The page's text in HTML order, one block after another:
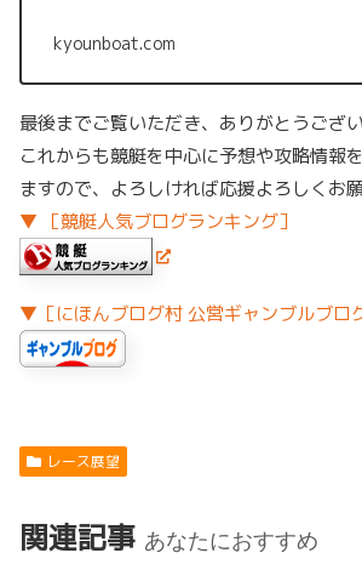
kyounboat.com
最後までご覧いただき、ありがとうござい
これからも競艇を中心に予想や攻略情報
ますので、よろしければ応援よろしくお
▼ ［競艇人気ブログランキング］
▼［にほんブログ村 公営ギャンブルブロ
レース展望
関連記事 あなたにおすすめ